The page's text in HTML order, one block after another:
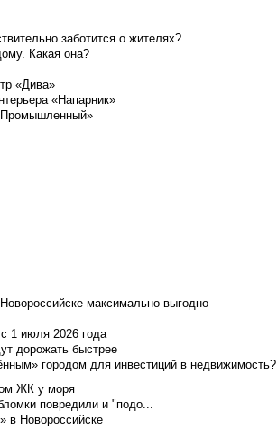
заботится о жителях?
Какая она?
«Дива»
«Напарник»
максимально выгодно
1 июля 2026 года
дорожать быстрее
городом для инвестиций в недвижимость?
ЖК у моря
повредили и "подо...
в Новороссийске